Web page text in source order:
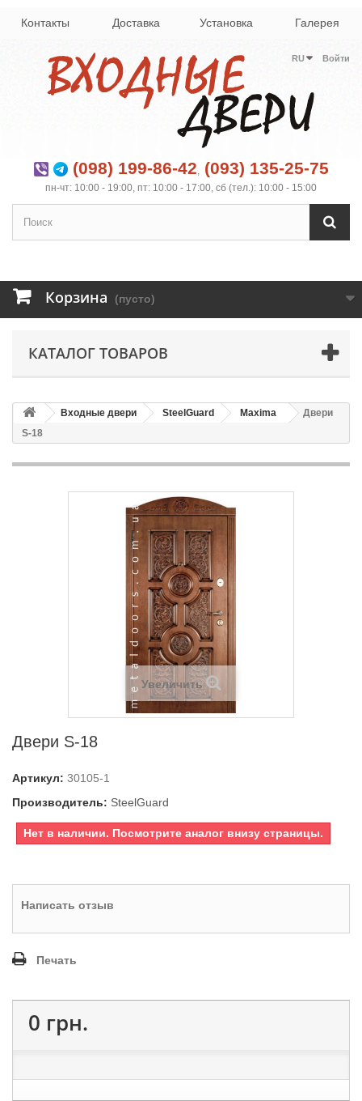
Контакты Доставка Установка Галерея
Войти
RU
(098) 199-86-42, (093) 135-25-75
пн-чт: 10:00 - 19:00, пт: 10:00 - 17:00, сб (тел.): 10:00 - 15:00
Корзина (пусто)
КАТАЛОГ ТОВАРОВ
Входные двери SteelGuard Maxima
Двери
S-18
Увеличить
Двери S-18
Артикул: 30105-1
Производитель: SteelGuard
Нет в наличии. Посмотрите аналог внизу страницы.
Написать отзыв
Печать
0 грн.